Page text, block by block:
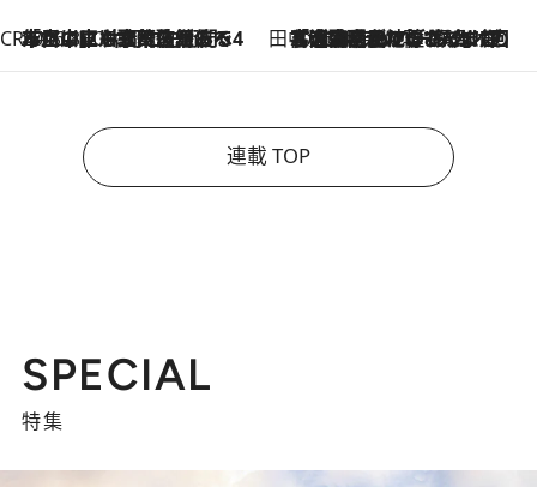
CREA'S CHOICE
2026.8.7
「立川にも歌舞伎があるんだよ」 片岡仁左衛門・市川中車ら豪華座組みで4年目の立川立飛歌舞伎へ 田中稲の勝手に再ブーム
2026.8.7
「湘南乃風に憧れて」観客大盛上がりの“タオル回し”に、ラッパー顔負けの高速歌唱まで…さだまさし（74）のアグレッシブすぎる現在地
連載 TOP
SPECIAL
特集